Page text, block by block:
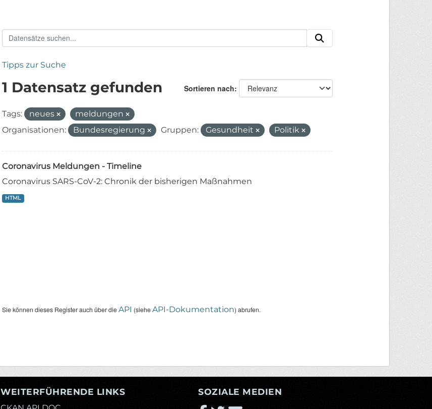
Tipps zur Suche
Sortieren nach
1 Datensatz gefunden
Tags: neues
meldungen
Organisationen:
Bundesregierung Gruppen: Gesundheit Politik
Coronavirus Meldungen - Timeline
Coronavirus SARS-CoV-2: Chronik der bisherigen Maßnahmen
HTML
Sie können dieses Register auch über dieAPI (sieheAPI-Dokumentation) abrufen.
WEITERFÜHRENDE LINKS SOZIALE MEDIEN